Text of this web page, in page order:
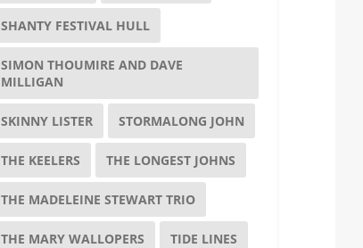
SHANTY FESTIVAL HULL
SIMON THOUMIRE AND DAVE
MILLIGAN
SKINNY LISTER STORMALONG JOHN
THE KEELERS THE LONGEST JOHNS
THE MADELEINE STEWART TRIO
THE MARY WALLOPERS TIDE LINES